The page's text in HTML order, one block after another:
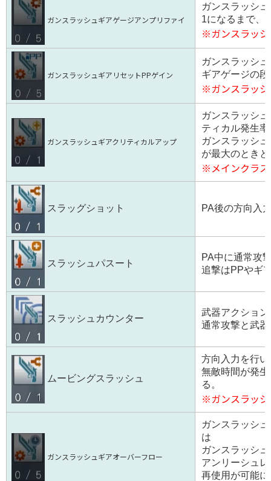
ガンスラッシュギアゲージアンプリファイ
ガンスラッシ
1になるまで、
※ガンスラッ
ガンスラッシュギアリセットPPゲイン
ガンスラッシ
ギアゲージの
※ガンスラッ
ガンスラッシュギアクリティカルアップ
ガンスラッシ
ティカル発生
ガンスラッシ
が最大のとき
※メインクラ
スラッグショット PA後の方向入
スラッシュパスート
PA中に通常攻
追撃はPPやギ
スラッシュカウンター
武器アクショ
通常攻撃と武
ムービングスラッシュ
方向入力を行
無敵時間が発
る。
※ガンスラッ
ガンスラッシュギアオーバーフロー
ガンスラッシ
は
ガンスラッシ
アンリーシュ
再使用が可能